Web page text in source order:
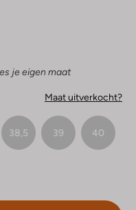
je eigen maat
Maat uitverkocht?
38,5 39 40